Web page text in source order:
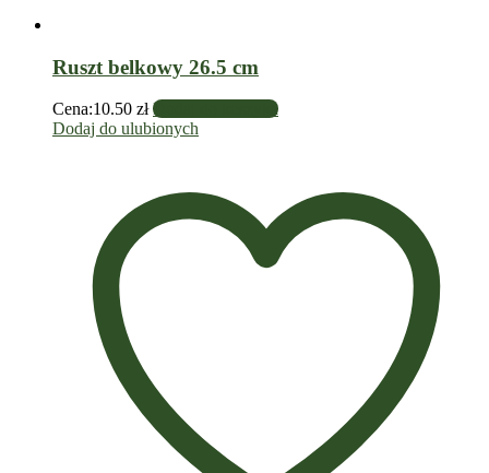
Ruszt belkowy 26.5 cm
Cena:10.50 zł Dodaj do koszyka
Dodaj do ulubionych